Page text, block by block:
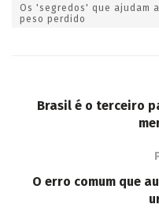
Os 'segredos' que ajudam
peso perdido
Brasil é o terceiro
O erro comum que